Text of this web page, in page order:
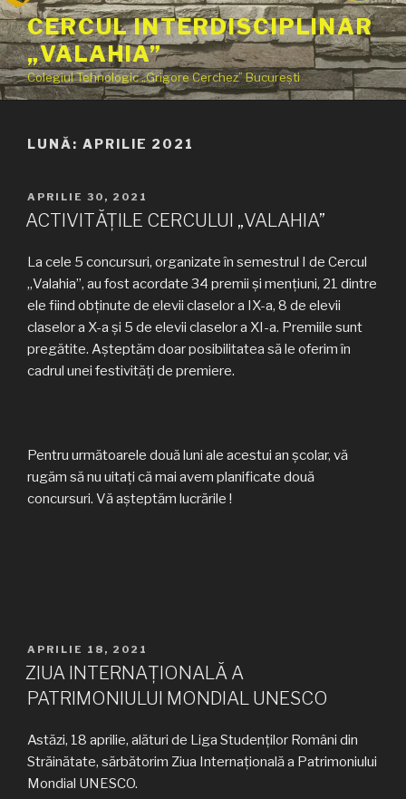
Sari
la
conținut
CERCUL INTERDISCIPLINAR
„VALAHIA”
Colegiul Tehnologic „Grigore Cerchez” București
LUNĂ: APRILIE 2021
PUBLICAT
PE
APRILIE 30, 2021
ACTIVITĂȚILE CERCULUI „VALAHIA”
La cele 5 concursuri, organizate în semestrul I de Cercul
„Valahia”, au fost acordate 34 premii și mențiuni, 21 dintre
ele fiind obținute de elevii claselor a IX-a, 8 de elevii
claselor a X-a și 5 de elevii claselor a XI-a. Premiile sunt
pregătite. Așteptăm doar posibilitatea să le oferim în
cadrul unei festivități de premiere.
Pentru următoarele două luni ale acestui an școlar, vă
rugăm să nu uitați că mai avem planificate două
concursuri. Vă așteptăm lucrările !
PUBLICAT
PE
APRILIE 18, 2021
ZIUA INTERNAȚIONALĂ A
PATRIMONIULUI MONDIAL UNESCO
Astăzi, 18 aprilie, alături de Liga Studenților Români din
Străinătate, sărbătorim Ziua Internațională a Patrimoniului
Mondial UNESCO.